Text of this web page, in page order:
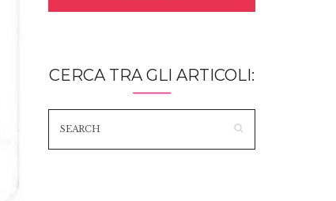
CERCA TRA GLI ARTICOLI: